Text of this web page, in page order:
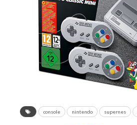
console nintendo supernes